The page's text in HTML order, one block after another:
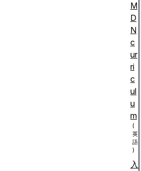
M
D
N
c
ur
ri
c
ul
u
m
入